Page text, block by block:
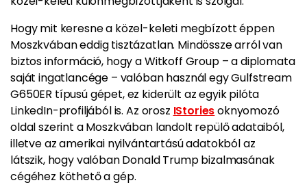
Hogy mit keresne a közel-keleti megbízott éppen
Moszkvában eddig tisztázatlan. Mindössze arról van
biztos információ, hogy a Witkoff Group – a diplomata
saját ingatlancége – valóban használ egy Gulfstream
G650ER típusú gépet, ez kiderült az egyik pilóta
LinkedIn-profiljából is. Az orosz IStoriesoknyomozó
oldal szerint a Moszkvában landolt repülő adataiból,
illetve az amerikai nyilvántartású adatokból az
látszik, hogy valóban Donald Trump bizalmasának
cégéhez köthető a gép.